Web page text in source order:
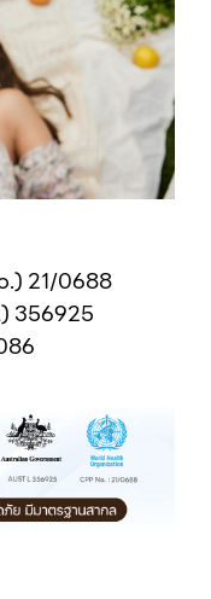
21/0688
356925